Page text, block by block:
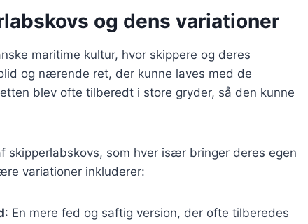
og dens variationer
maritime kultur, hvor skippere og deres
og nærende ret, der kunne laves med de
blev ofte tilberedt i store gryder, så den kunne
skipperlabskovs, som hver især bringer deres egen
variationer inkluderer:
: En mere fed og saftig version, der ofte tilberedes